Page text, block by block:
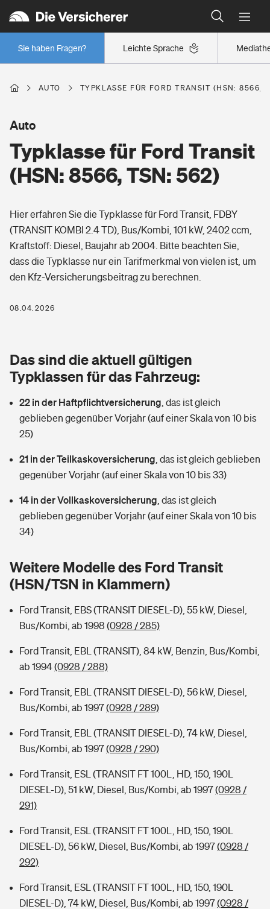
Leichte Sprache
Sie haben Fragen?
Wer versichert was: Jetzt Versicherer finden
Regionalklassen: So ist Ihre Region eingestuft
Wer versichert was: Jetzt Versicherer finden
Berufsunfähigkeitsversicherung
Erwerbsunfähigkeitsversicherung
Grundfähigkeitsversicherung
Arbeitsrechtsschutz
Berufshaftpflichtversicherung
Zur Übersicht
Tools
Wer versichert was: Jetzt Versicherer finden
Sie haben Fragen?
Wohnen
Elementarversicherung
Glasversicherung
Mietkautionsversicherung
Restkreditversicherung
Tools
Hochwasser-Check: Wie gefährdet ist Ihr Haus?
Sie haben Fragen?
Freizeit
Pri­vate Haft­pflicht­
Kinderunfall­ver­si­che­rung
Kinderinvalidität
Hundehalter-Haftpflicht
Handyversicherung
Private Cyberversicherung
Zur Übersicht
Kinderunfall-Check: Mehr Sicherheit für deine Kids
Typklassen: So ist Ihr Auto eingestuft
Sie haben Fragen?
Gesundheit
Private Krankenversicherung
Dread-Disease-Versicherung
Tierkrankenversicherung
Zur Übersicht
Tools
Wer versichert was: Jetzt Versicherer finden
Rentenrechner: Wie viel Geld bekomme ich im Alter?
AUTO TYPKLASSE FÜR FORD TRANSIT (HSN: 8566,
Typklasse für Ford Transit
(HSN: 8566, TSN: 562)
Auto
Hier erfahren Sie die Typklasse für Ford Transit, FDBY
(TRANSIT KOMBI 2.4 TD), Bus/Kombi, 101 kW, 2402 ccm,
Kraftstoff: Diesel, Baujahr ab 2004. Bitte beachten Sie,
dass die Typklasse nur ein Tarifmerkmal von vielen ist, um
den Kfz-Versicherungsbeitrag zu berechnen.
08.04.2026
Das sind die aktuell gültigen
Typklassen für das Fahrzeug:
22 in der Haftpflichtversicherung das ist gleich
geblieben gegenüber Vorjahr (auf einer Skala von 10 bis
25)
21 in der Teilkaskoversicherung das ist gleich geblieben
gegenüber Vorjahr (auf einer Skala von 10 bis 33)
14 in der Vollkaskoversicherung das ist gleich
geblieben gegenüber Vorjahr (auf einer Skala von 10 bis
34)
Weitere Modelle des Ford Transit
(HSN/TSN in Klammern)
Ford Transit, EBS (TRANSIT DIESEL-D), 55 kW, Diesel,
Bus/Kombi, ab 1998 (0928 / 285)
Ford Transit, EBL (TRANSIT), 84 kW, Benzin, Bus/Kombi,
ab 1994(0928 / 288)
Ford Transit, EBL (TRANSIT DIESEL-D), 56 kW, Diesel,
Bus/Kombi, ab 1997(0928 / 289)
Ford Transit, EBL (TRANSIT DIESEL-D), 74 kW, Diesel,
Bus/Kombi, ab 1997(0928 / 290)
Ford Transit, ESL (TRANSIT FT 100L, HD, 150, 190L
DIESEL-D), 51 kW, Diesel, Bus/Kombi, ab 1997(0928 /
291)
Ford Transit, ESL (TRANSIT FT 100L, HD, 150, 190L
DIESEL-D), 56 kW, Diesel, Bus/Kombi, ab 1997(0928 /
292)
Ford Transit, ESL (TRANSIT FT 100L, HD, 150, 190L
DIESEL-D), 74 kW, Diesel, Bus/Kombi, ab 1997(0928 /